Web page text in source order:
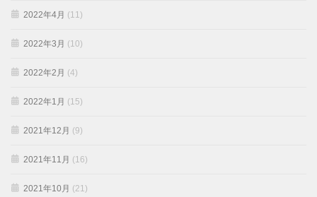
2022年4月 (11)
2022年3月 (10)
2022年2月 (4)
2022年1月 (15)
2021年12月 (9)
2021年11月 (16)
2021年10月 (21)